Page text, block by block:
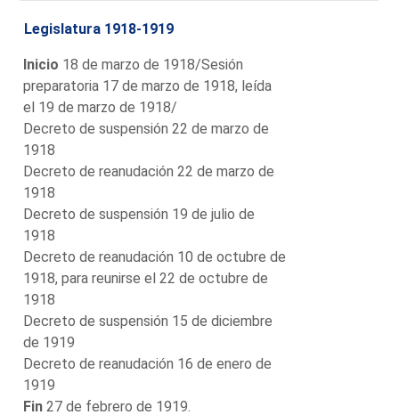
Legislatura 1918-1919
Inicio 18 de marzo de 1918/Sesión
preparatoria 17 de marzo de 1918, leída
el 19 de marzo de 1918/
Decreto de suspensión 22 de marzo de
1918
Decreto de reanudación 22 de marzo de
1918
Decreto de suspensión 19 de julio de
1918
Decreto de reanudación 10 de octubre de
1918, para reunirse el 22 de octubre de
1918
Decreto de suspensión 15 de diciembre
de 1919
Decreto de reanudación 16 de enero de
1919
Fin 27 de febrero de 1919.